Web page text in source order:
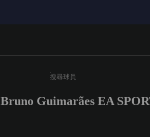
請輸入至少 3 個字元或
Bruno Guimarães EA